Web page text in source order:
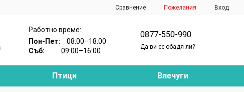
Сравнение Пожелания Вход
Работно време:
Пон-Пет:08:00–18:00
Съб:09:00–16:00
0877-550-990
Да ви се обадя ли?
Птици Влечуги